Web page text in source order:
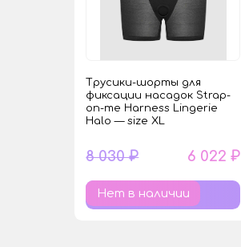
Трусики-шорты для
фиксации насадок Strap-
on-me Harness Lingerie
Halo — size XL
8 030 ₽ 6 022 ₽
Нет в наличии